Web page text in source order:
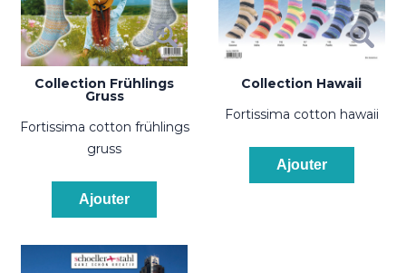
Collection Frühlings
Gruss
fortissima cotton frühlings
gruss
Ajouter
Collection Hawaii
fortissima cotton hawaii
Ajouter